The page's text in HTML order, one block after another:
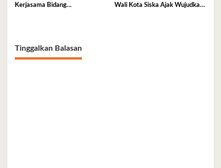
Kerjasama Bidang
Wali Kota Siska Ajak Wujudkan
Tinggalkan Balasan